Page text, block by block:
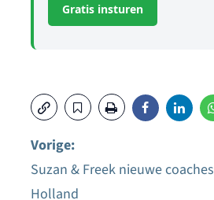
Gratis insturen
Bericht
Vorige:
Suzan & Freek nieuwe
Holland